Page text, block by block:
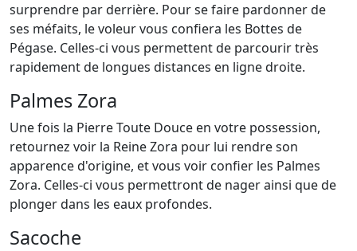
surprendre par derrière. Pour se faire pardonner de
ses méfaits, le voleur vous confiera les Bottes de
Pégase. Celles-ci vous permettent de parcourir très
rapidement de longues distances en ligne droite.
Palmes Zora
Une fois la Pierre Toute Douce en votre possession,
retournez voir la Reine Zora pour lui rendre son
apparence d'origine, et vous voir confier les Palmes
Zora. Celles-ci vous permettront de nager ainsi que de
plonger dans les eaux profondes.
Sacoche